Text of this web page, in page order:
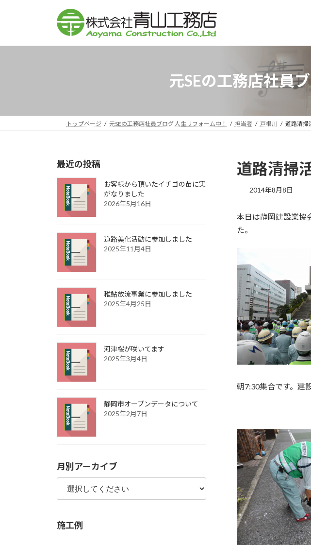
元SEの工務店社員
トップページ 元SEの工務店社員ブログ 人生リフォーム中！ 担当者 戸根川 道路清掃
道路清掃
2014年8月8日
本日は静岡建設業協
た。
朝7:30集合です。建
最近の投稿
お客様から頂いたイチゴの苗に実
がなりました
2026年5月16日
道路美化活動に参加しました
2025年11月4日
稚鮎放流事業に参加しました
2025年4月25日
河津桜が咲いてます
2025年3月4日
静岡市オープンデータについて
2025年2月7日
月別アーカイブ
施工例